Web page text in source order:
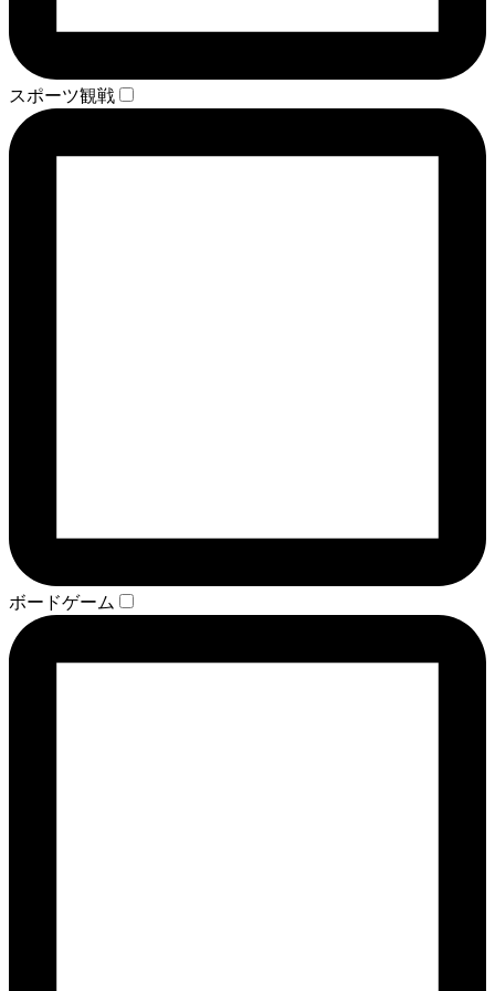
スポーツ観戦
ボードゲーム